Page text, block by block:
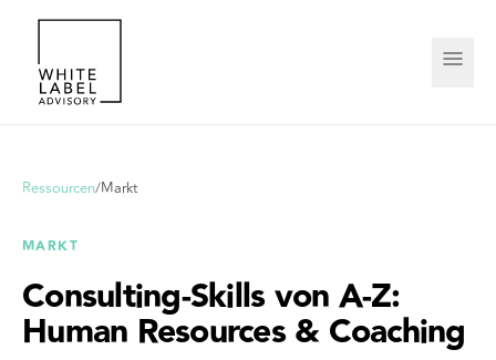
Ressourcen/Markt
MARKT
Consulting-Skills von A-Z:
Human Resources & Coaching